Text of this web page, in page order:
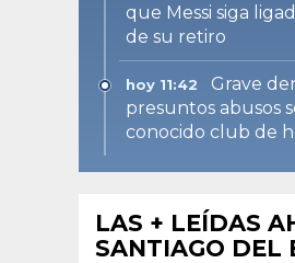
que Messi siga
de su retiro
hoy 11:42
Grave
presuntos abusos
conocido club de
LAS + LEÍDAS
SANTIAGO DEL